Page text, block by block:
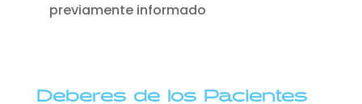
previamente informado
Deberes de los Pacientes